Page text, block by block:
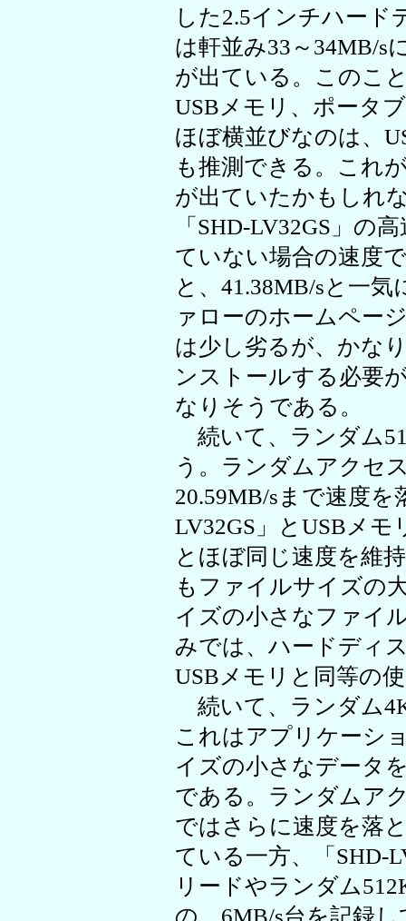
した2.5インチハード
は軒並み33～34MB/s
が出ている。このこ
USBメモリ、ポータ
ほぼ横並びなのは、
も推測できる。これ
が出ていたかもしれ
「SHD-LV32GS」の
ていない場合の速度
と、41.38MB/sと一
ァローのホームペー
は少し劣るが、かな
ンストールする必要
なりそうである。
続いて、ランダム
う。ランダムアクセ
20.59MB/sまで速度
LV32GS」とUSBメ
とほぼ同じ速度を維
もファイルサイズの
イズの小さなファイ
みでは、ハードディ
USBメモリと同等の
続いて、ランダム
これはアプリケーシ
イズの小さなデータ
である。ランダムア
ではさらに速度を落
ている一方、「SHD-
リードやランダム
の、6MB/s台を記録